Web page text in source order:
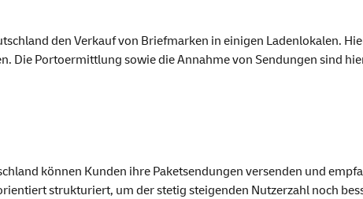
den Verkauf von Briefmarken in einigen Ladenlokalen.
Die Portoermittlung sowie die Annahme von Sendungen sind
können Kunden ihre Paketsendungen versenden und
strukturiert, um der stetig steigenden Nutzerzahl noch